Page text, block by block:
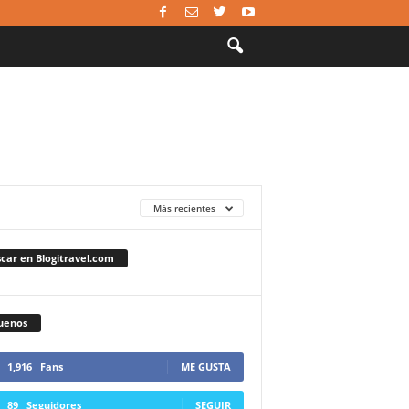
Más recientes
en Blogitravel.com
1,916 Fans ME GUSTA
89 Seguidores SEGUIR